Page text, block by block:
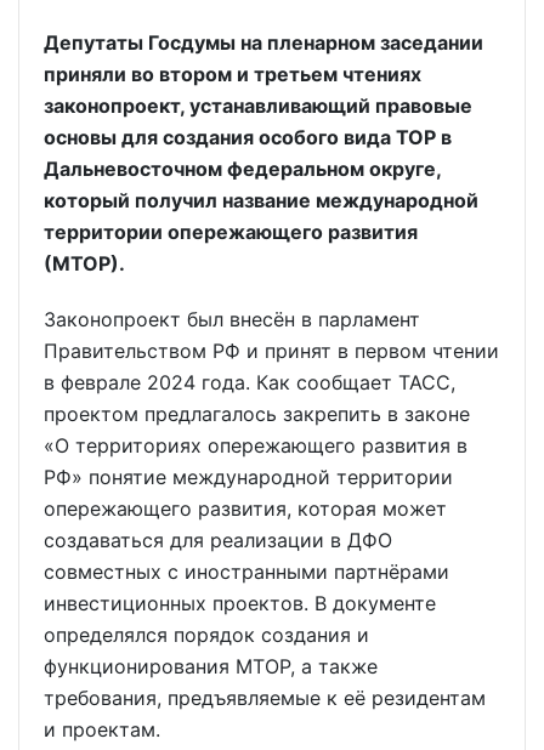
Депутаты Госдумы на пленарном заседании
приняли во втором и третьем чтениях
законопроект, устанавливающий правовые
основы для создания особого вида ТОР в
Дальневосточном федеральном округе,
который получил название международной
территории опережающего развития
(МТОР).
Законопроект был внесён в парламент
Правительством РФ и принят в первом чтении
в феврале 2024 года. Как сообщает ТАСС,
проектом предлагалось закрепить в законе
«О территориях опережающего развития в
РФ» понятие международной территории
опережающего развития, которая может
создаваться для реализации в ДФО
совместных с иностранными партнёрами
инвестиционных проектов. В документе
определялся порядок создания и
функционирования МТОР, а также
требования, предъявляемые к её резидентам
и проектам.